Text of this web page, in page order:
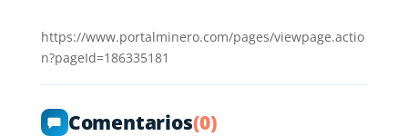
https://www.portalminero.com/pages/viewpage.actio
n?pageId=186335181
Comentarios(0)